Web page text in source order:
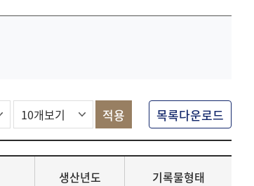
목록다운로드
생산년도 기록물형태